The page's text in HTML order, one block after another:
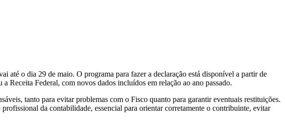
até o dia 29 de maio. O programa para fazer a declaração está disponível a partir de
Receita Federal, com novos dados incluídos em relação ao ano passado.
tanto para evitar problemas com o Fisco quanto para garantir eventuais restituições.
da contabilidade, essencial para orientar corretamente o contribuinte, evitar